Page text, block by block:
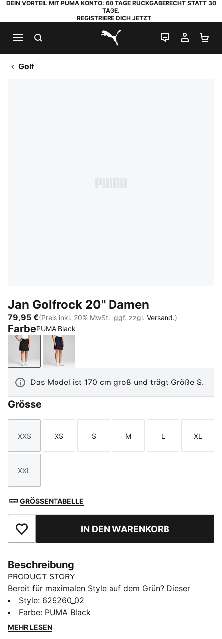
DEIN VORTEIL MIT PUMA KONTO: 60 TAGE RÜCKGABERECHT STATT 30
TAGE.
REGISTRIERE DICH JETZT
PUMA.com
LIVE-CHAT
MEIN
Golf
Jan Golfrock 20" Damen
79,95 €(Preis inkl. 20% MwSt., ggf. zzgl. Versand.)
FarbePUMA Black
PUMA BlackDeep Navy
Das Model ist 170 cm groß und trägt Größe S.
Grösse
Größe
XXS
Größe
XS
Größe
S
Größe
M
Größe
L
Größe
XL
Größe
XXL
GRÖSSENTABELLE
Zu Favoriten hinzufügenIN DEN WARENKORB
Beschreibung
PRODUCT STORY
Bereit für maximalen Style auf dem Grün? Dieser
PUMA Golfrock kommt mit Vier-Wege-Stretch und
PWRSHAPE Bund für eine tadellose Passform und
uneingeschränkte Bewegungsfreiheit. Mit gebondetem
Style: 629260_02
Farbe: PUMA Black
MEHR LESEN